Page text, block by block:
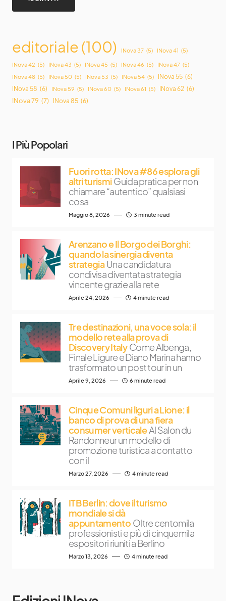
editoriale(100) INova 37 (5) INova 41 (5)
INova 42 (5) INova 43 (5) INova 45 (5) INova 46 (5) INova 47 (5)
INova 48 (5) INova 50 (5) INova 53 (5) INova 54 (5) INova 55 (6)
INova 58 (6) INova 59 (5) INova 60 (5) INova 61 (5) INova 62 (6)
INova 79 (7) INova 85 (6)
I Più Popolari
Fuori rotta: INova #86 esplora gli
altri turismi Guida pratica per non
chiamare “autentico” qualsiasi
cosa
Maggio 8, 2026 3 minute read
Arenzano e Il Borgo dei Borghi:
quando la sinergia diventa
strategia Una candidatura
condivisa diventata strategia
vincente grazie alla rete
Aprile 24, 2026 4 minute read
Tre destinazioni, una voce sola: il
modello rete alla prova di
Discovery Italy Come Albenga,
Finale Ligure e Diano Marina hanno
trasformato un post tour in un
Aprile 9, 2026 6 minute read
Cinque Comuni liguri a Lione: il
banco di prova di una fiera
consumer verticale Al Salon du
Randonneur un modello di
promozione turistica a contatto
con il
Marzo 27, 2026 4 minute read
ITB Berlin: dove il turismo
mondiale si dà
appuntamento Oltre centomila
professionisti e più di cinquemila
espositori riuniti a Berlino
Marzo 13, 2026 4 minute read